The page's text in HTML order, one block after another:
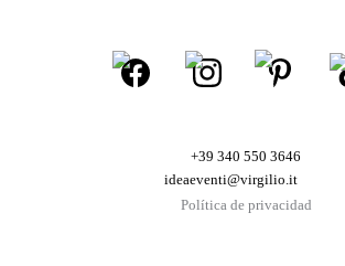
+39 340 550 3646
ideaeventi@virgilio.it
Política de privacidad